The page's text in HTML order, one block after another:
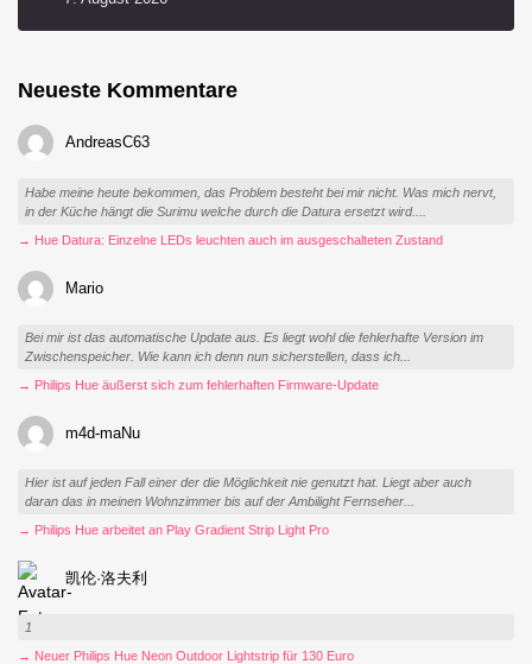
Neueste Kommentare
AndreasC63
Habe meine heute bekommen, das Problem besteht bei mir nicht. Was mich nervt,
in der Küche hängt die Surimu welche durch die Datura ersetzt wird....
→ Hue Datura: Einzelne LEDs leuchten auch im ausgeschalteten Zustand
Mario
Bei mir ist das automatische Update aus. Es liegt wohl die fehlerhafte Version im
Zwischenspeicher. Wie kann ich denn nun sicherstellen, dass ich...
→ Philips Hue äußerst sich zum fehlerhaften Firmware-Update
m4d-maNu
Hier ist auf jeden Fall einer der die Möglichkeit nie genutzt hat. Liegt aber auch
daran das in meinen Wohnzimmer bis auf der Ambilight Fernseher...
→ Philips Hue arbeitet an Play Gradient Strip Light Pro
凯伦·洛夫利
1
→ Neuer Philips Hue Neon Outdoor Lightstrip für 130 Euro